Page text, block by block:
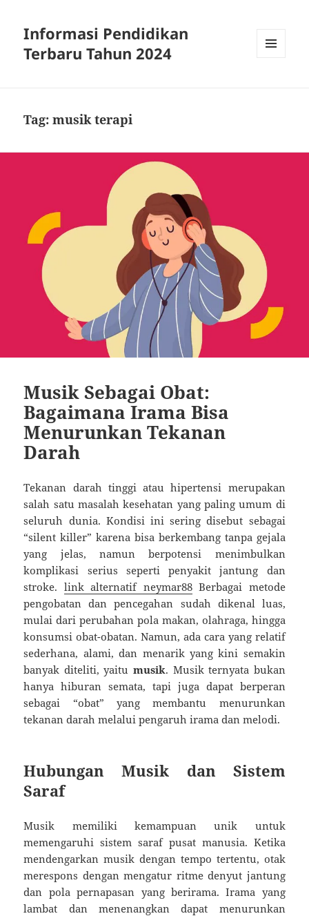
Informasi Pendidikan
Terbaru Tahun 2024
Tag:musik terapi
Musik Sebagai Obat:
Bagaimana Irama Bisa
Menurunkan Tekanan
Darah
Tekanan darah tinggi atau hipertensi merupakan
salah satu masalah kesehatan yang paling umum di
seluruh dunia. Kondisi ini sering disebut sebagai
“silent killer” karena bisa berkembang tanpa gejala
yang jelas, namun berpotensi menimbulkan
komplikasi serius seperti penyakit jantung dan
stroke. link alternatif neymar88Berbagai metode
pengobatan dan pencegahan sudah dikenal luas,
mulai dari perubahan pola makan, olahraga, hingga
konsumsi obat-obatan. Namun, ada cara yang relatif
sederhana, alami, dan menarik yang kini semakin
banyak diteliti, yaitu musik. Musik ternyata bukan
hanya hiburan semata, tapi juga dapat berperan
sebagai “obat” yang membantu menurunkan
tekanan darah melalui pengaruh irama dan melodi.
Hubungan Musik dan Sistem
Saraf
Musik memiliki kemampuan unik untuk
memengaruhi sistem saraf pusat manusia. Ketika
mendengarkan musik dengan tempo tertentu, otak
merespons dengan mengatur ritme denyut jantung
dan pola pernapasan yang berirama. Irama yang
lambat dan menenangkan dapat menurunkan